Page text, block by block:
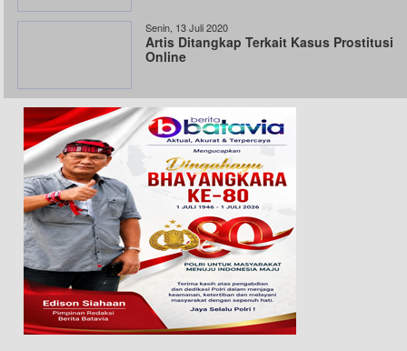
Senin, 13 Juli 2020
Artis Ditangkap Terkait Kasus Prostitusi
Online